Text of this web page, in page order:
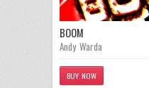
BOOM
Andy Warda
BUY NOW